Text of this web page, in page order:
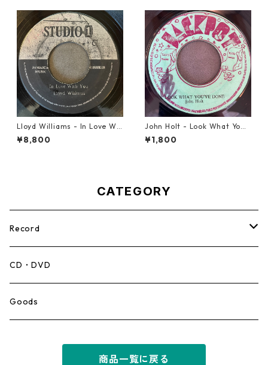
Lloyd Williams - In Love Wit
h You【7-21917】
¥8,800
John Holt - Look What Yo
u've Done【7-21817】
¥1,800
CATEGORY
Record
Mento,Calypso,Ballad
Ska
CD・DVD
Goods
商品一覧に戻る